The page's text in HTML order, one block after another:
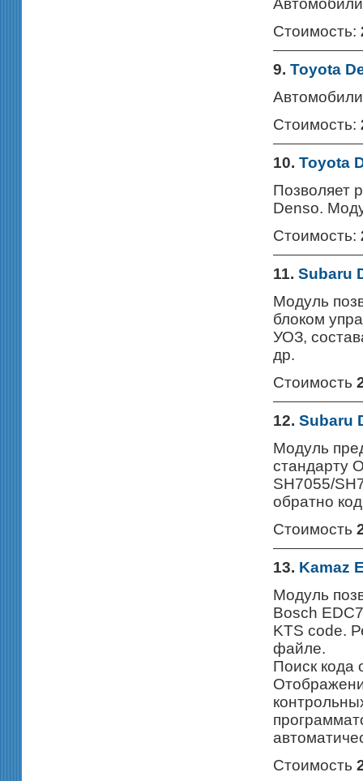
Стоимость:
9. Toyota
Стоимость:
10. Toyota
Позволяет
Denso.
Стоимость:
11. Subaru
Модуль
блоком
УОЗ,
др.
Стоимость
12. Subaru
Модуль
стандарту
SH7055/
обратно
Стоимость
13. Kamaz
Модуль
Bosch
KTS code.
файле.
Поиск кода
Стоимость